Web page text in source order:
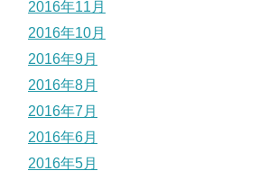
2016年11月
2016年10月
2016年9月
2016年8月
2016年7月
2016年6月
2016年5月